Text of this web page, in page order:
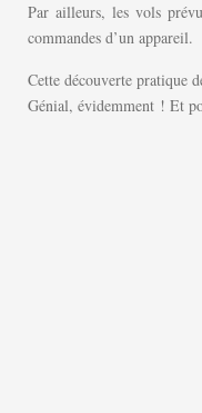
Par ailleurs, les vols
commandes d’un appareil.
Cette découverte pratique
Génial, évidemment ! Et